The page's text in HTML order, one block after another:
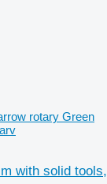
rotary Green
with solid tools,